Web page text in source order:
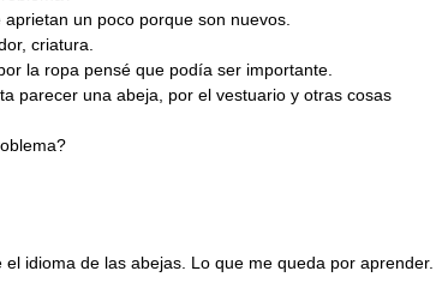
un poco porque son nuevos.
criatura.
la ropa pensé que podía ser importante.
parecer una abeja, por el vestuario y otras cosas
idioma de las abejas. Lo que me queda por aprender.